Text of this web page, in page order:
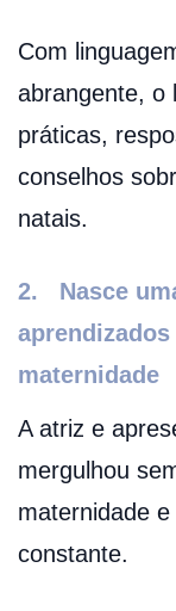
Com
abrangente, o
práticas,
conselhos
natais.
2. Nasce
maternidade
A atriz e
mergulhou
maternidade
constante.